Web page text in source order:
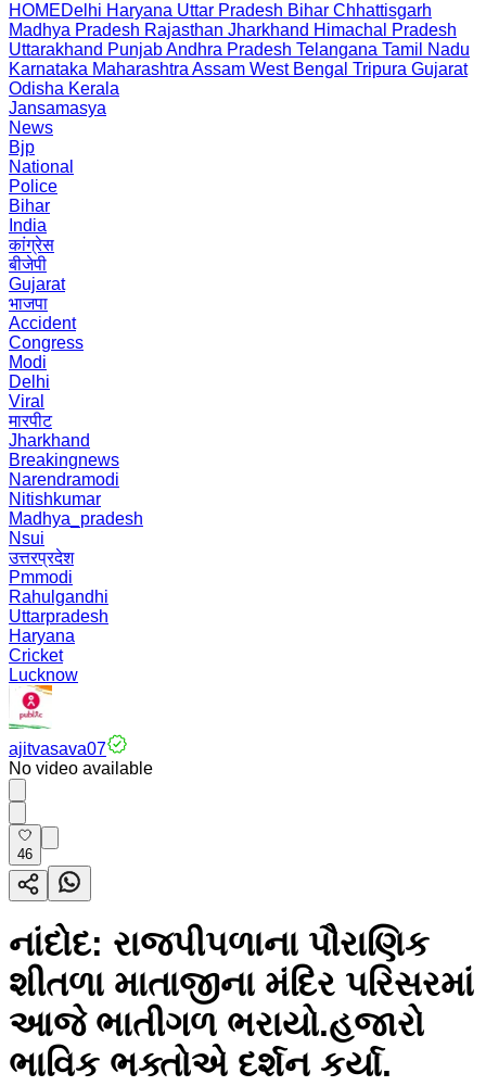
HOMEDelhi Haryana Uttar Pradesh Bihar Chhattisgarh
Madhya Pradesh Rajasthan Jharkhand Himachal Pradesh
Uttarakhand PunjabAndhra Pradesh Telangana Tamil Nadu
Karnataka Maharashtra Assam West Bengal Tripura Gujarat
Odisha Kerala
Jansamasya
News
Bjp
National
Police
Bihar
India
कांग्रेस
बीजेपी
Gujarat
भाजपा
Accident
Congress
Modi
Delhi
Viral
मारपीट
Jharkhand
Breakingnews
Narendramodi
Nitishkumar
Madhya_pradesh
Nsui
उत्तरप्रदेश
Pmmodi
Rahulgandhi
Uttarpradesh
Haryana
Cricket
Lucknow
ajitvasava07
No video available
46
નાંદોદ: રાજપીપળાના પૌરાણિક
શીતળા માતાજીના મંદિર પરિસરમાં
આજે ભાતીગળ ભરાયો.હજારો
ભાવિક ભક્તોએ દર્શન કર્યા.